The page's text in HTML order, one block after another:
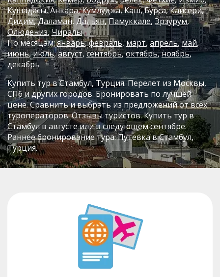
Кушадасы Анкара Кумлуджа Каш Бурса Кайсери
Дидим Даламан Дальян Памуккале Эрзурум
Олюдениз Чиралы
По месяцам:январь,февраль,март,апрель,май,
июнь,июль,август,сентябрь,октябрь,ноябрь,
декабрь
Купить тур в Стамбул, Турция. Перелет из Москвы,
СПб и других городов. Бронировать по лучшей
цене. Сравнить и выбрать из предложений от всех
туроператоров. Отзывы туристов. Купить тур в
Стамбул в августе или в следующем сентябре.
Раннее бронирование тура. Путевка в Стамбул,
Турция.